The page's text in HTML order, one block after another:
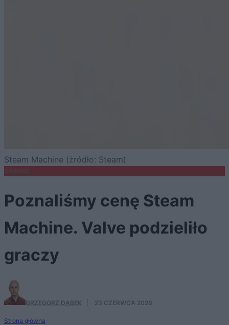
Steam Machine (źródło: Steam)
Poznaliśmy cenę Steam
Machine. Valve podzieliło
graczy
GRZEGORZ DĄBEK 23 CZERWCA 2026
Strona główna